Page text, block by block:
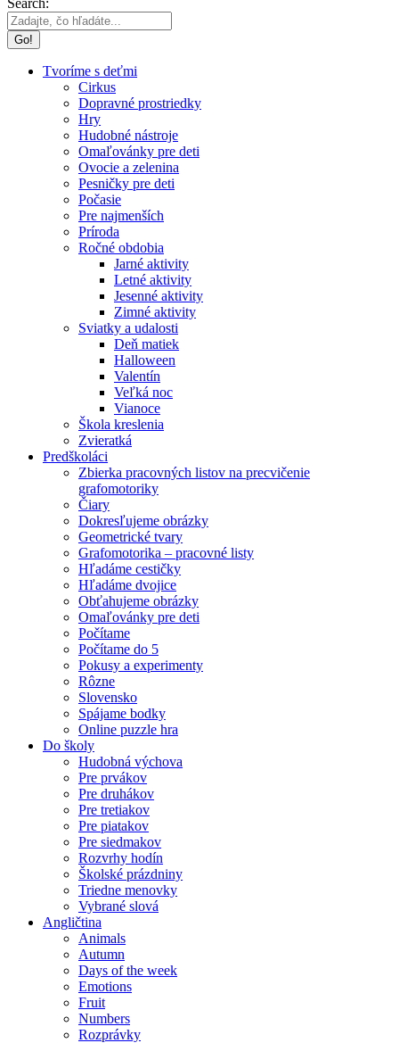
Search:
Tvoríme s deťmi
Cirkus
Dopravné prostriedky
Hry
Hudobné nástroje
Omaľovánky pre deti
Ovocie a zelenina
Pesničky pre deti
Počasie
Pre najmenších
Príroda
Ročné obdobia
Jarné aktivity
Letné aktivity
Jesenné aktivity
Zimné aktivity
Sviatky a udalosti
Deň matiek
Halloween
Valentín
Veľká noc
Vianoce
Škola kreslenia
Zvieratká
Predškoláci
Zbierka pracovných listov na precvičenie
grafomotoriky
Čiary
Dokresľujeme obrázky
Geometrické tvary
Grafomotorika – pracovné listy
Hľadáme cestičky
Hľadáme dvojice
Obťahujeme obrázky
Omaľovánky pre deti
Počítame
Počítame do 5
Pokusy a experimenty
Rôzne
Slovensko
Spájame bodky
Online puzzle hra
Do školy
Hudobná výchova
Pre prvákov
Pre druhákov
Pre tretiakov
Pre piatakov
Pre siedmakov
Rozvrhy hodín
Školské prázdniny
Triedne menovky
Vybrané slová
Angličtina
Animals
Autumn
Days of the week
Emotions
Fruit
Numbers
Rozprávky